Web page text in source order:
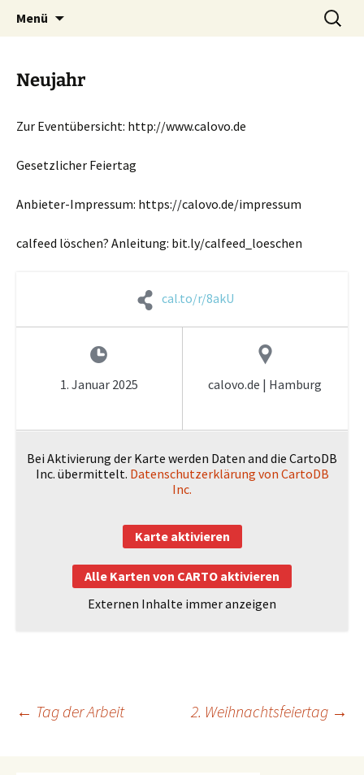
Menü
Suchen
nach:
Neujahr
Zur Eventübersicht: http://www.calovo.de
Gesetzlicher Feiertag
Anbieter-Impressum: https://calovo.de/impressum
calfeed löschen? Anleitung: bit.ly/calfeed_loeschen
cal.to/r/8akU
1. Januar 2025 calovo.de | Hamburg
Bei Aktivierung der Karte werden Daten and die CartoDB
Inc. übermittelt. Datenschutzerklärung von CartoDB
Inc.
Karte aktivieren
Alle Karten von CARTO aktivieren
Externen Inhalte immer anzeigen
Beitragsnavigation
← Tag der Arbeit 2. Weihnachtsfeiertag →